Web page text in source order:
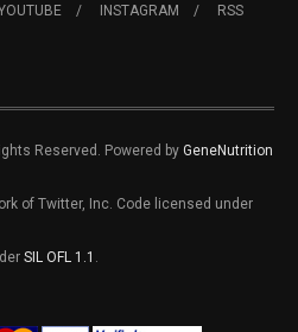
INSTAGRAM RSS
Reserved. Powered by GeneNutrition
of Twitter, Inc. Code licensed under
SIL OFL 1.1 .